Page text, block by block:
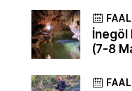
İnegöl
(7-8